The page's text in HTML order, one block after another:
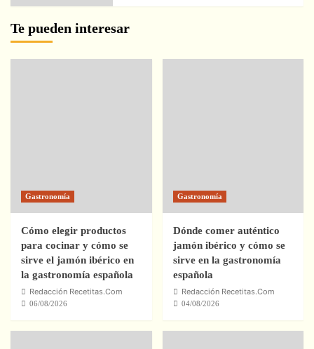
Te pueden interesar
Gastronomía
Cómo elegir productos
para cocinar y cómo se
sirve el jamón ibérico en
la gastronomía española
Redacción Recetitas.Com
06/08/2026
Gastronomía
Dónde comer auténtico
jamón ibérico y cómo se
sirve en la gastronomía
española
Redacción Recetitas.Com
04/08/2026